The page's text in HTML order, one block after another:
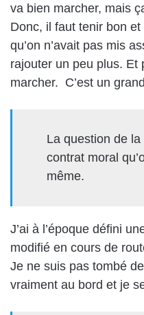
va bien marcher, mais
Donc, il faut tenir bon
qu’on n’avait pas mis
rajouter un peu plus. Et
marcher. C’est un
La question de la
contrat moral
même.
J’ai à l’époque défini
modifié en cours de
Je ne suis pas tombé
vraiment au bord et je